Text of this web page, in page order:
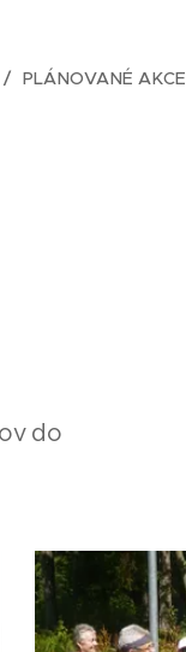
PLÁNOVANÉ AKCE
do